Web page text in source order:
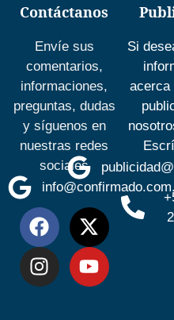
Contáctanos
Envíe sus
comentarios,
informaciones,
preguntas, dudas
y síguenos en
nuestras redes
sociales
Si
acerca